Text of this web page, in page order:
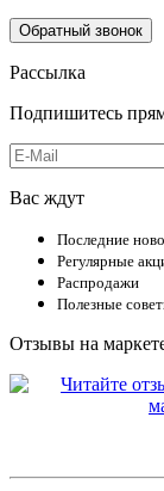
Обратный звонок
Рассылка
Подпишитесь
Вас ждут
Последние
Регулярные
Распродажи
Полезные
Отзывы на